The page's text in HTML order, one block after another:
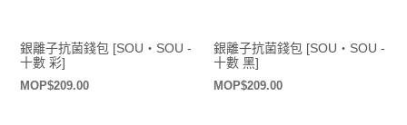
銀離子抗菌錢包 [SOU・SOU -
十數 彩]
定
MOP$209.00
銀離子抗菌錢包 [SOU・SOU -
十數 黑]
定
MOP$209.00